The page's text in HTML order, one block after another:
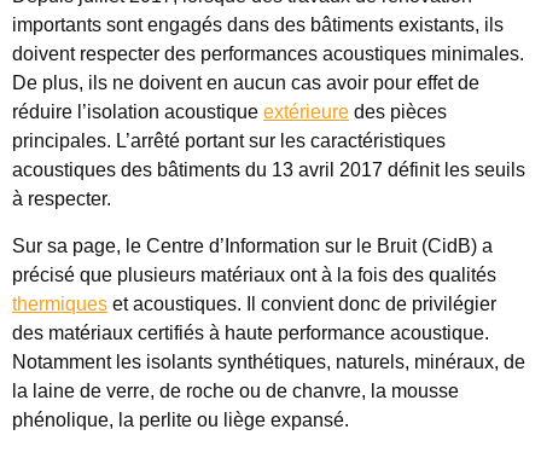
importants sont engagés dans des bâtiments existants, ils
doivent respecter des performances acoustiques minimales.
De plus, ils ne doivent en aucun cas avoir pour effet de
réduire l’isolation acoustique extérieure des pièces
principales. L’arrêté portant sur les caractéristiques
acoustiques des bâtiments du 13 avril 2017 définit les seuils
à respecter.
Sur sa page, le Centre d’Information sur le Bruit (CidB) a
précisé que plusieurs matériaux ont à la fois des qualités
thermiques et acoustiques. Il convient donc de privilégier
des matériaux certifiés à haute performance acoustique.
Notamment les isolants synthétiques, naturels, minéraux, de
la laine de verre, de roche ou de chanvre, la mousse
phénolique, la perlite ou liège expansé.